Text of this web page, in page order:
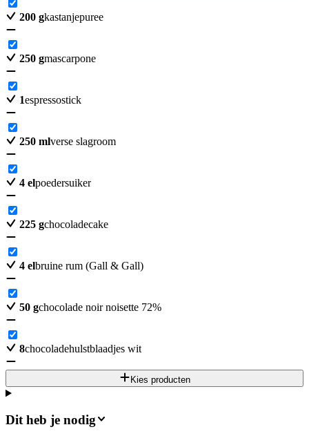
200 gkastanjepuree
250 gmascarpone
1espressostick
250 mlverse slagroom
4 elpoedersuiker
225 gchocoladecake
4 elbruine rum (Gall & Gall)
50 gchocolade noir noisette 72%
8chocoladehulstblaadjes wit
Kies producten
Dit heb je nodig